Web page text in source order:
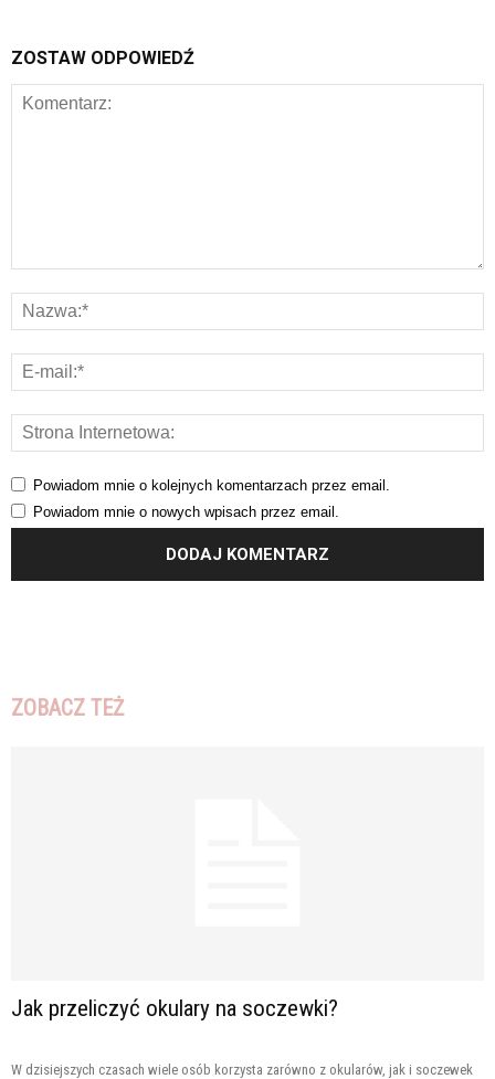
ZOSTAW ODPOWIEDŹ
Powiadom mnie o kolejnych komentarzach przez email.
Powiadom mnie o nowych wpisach przez email.
ZOBACZ TEŻ
Jak przeliczyć okulary na soczewki?
W dzisiejszych czasach wiele osób korzysta zarówno z okularów, jak i soczewek